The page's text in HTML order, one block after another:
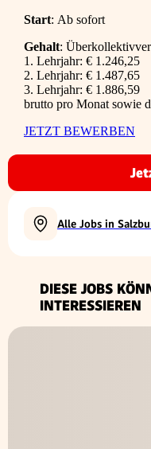
Start: Ab sofort
Gehalt:
1. Lehrjahr: € 1.246,25
2. Lehrjahr: € 1.487,65
3. Lehrjahr: € 1.886,59
brutto pro Monat sowie
JETZT BEWERBEN
Alle Jobs in
DIESE JOBS
INTERESSIEREN